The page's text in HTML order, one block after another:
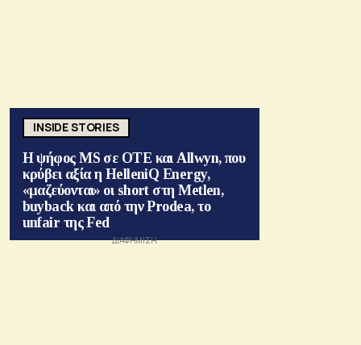
INSIDE STORIES
Η ψήφος MS σε ΟΤΕ και Allwyn, που
κρύβει αξία η HelleniQ Energy,
«μαζεύονται» οι short στη Metlen,
buyback και από την Prodea, το
unfair της Fed